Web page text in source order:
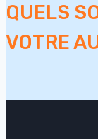
QUELS
VOTRE